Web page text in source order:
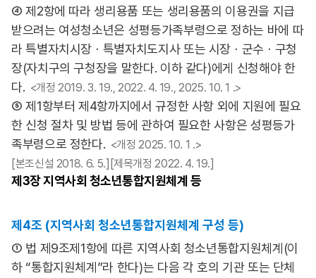
④ 제2항에 따라 생리용품 또는 생리용품의 이용권을 지급
받으려는 여성청소년은 성평등가족부령으로 정하는 바에 따
라 특별자치시장ㆍ특별자치도지사 또는 시장ㆍ군수ㆍ구청
장(자치구의 구청장을 말한다. 이하 같다)에게 신청해야 한
다. <개정 2019. 3. 19., 2022. 4. 19., 2025. 10. 1 .>
⑤ 제1항부터 제4항까지에서 규정한 사항 외에 지원에 필요
한 신청 절차 및 방법 등에 관하여 필요한 사항은 성평등가
족부령으로 정한다. <개정 2025. 10. 1 .>
[본조신설 2018. 6. 5.][제목개정 2022. 4. 19.]
제3장지역사회 청소년통합지원체계 등
제4조 (지역사회 청소년통합지원체계 구성 등)
① 법 제9조제1항에 따른 지역사회 청소년통합지원체계(이
하 “통합지원체계”라 한다)는 다음 각 호의 기관 또는 단체